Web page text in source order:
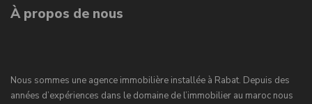
À propos de nous
Nous sommes une agence immobilière installée à Rabat. Depuis des
années d’expériences dans le domaine de l’immobilier au maroc nous